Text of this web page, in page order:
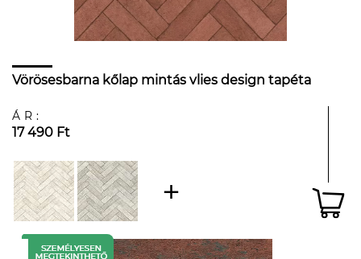
Vörösesbarna kőlap mintás vlies design tapéta
ÁR:
17 490 Ft